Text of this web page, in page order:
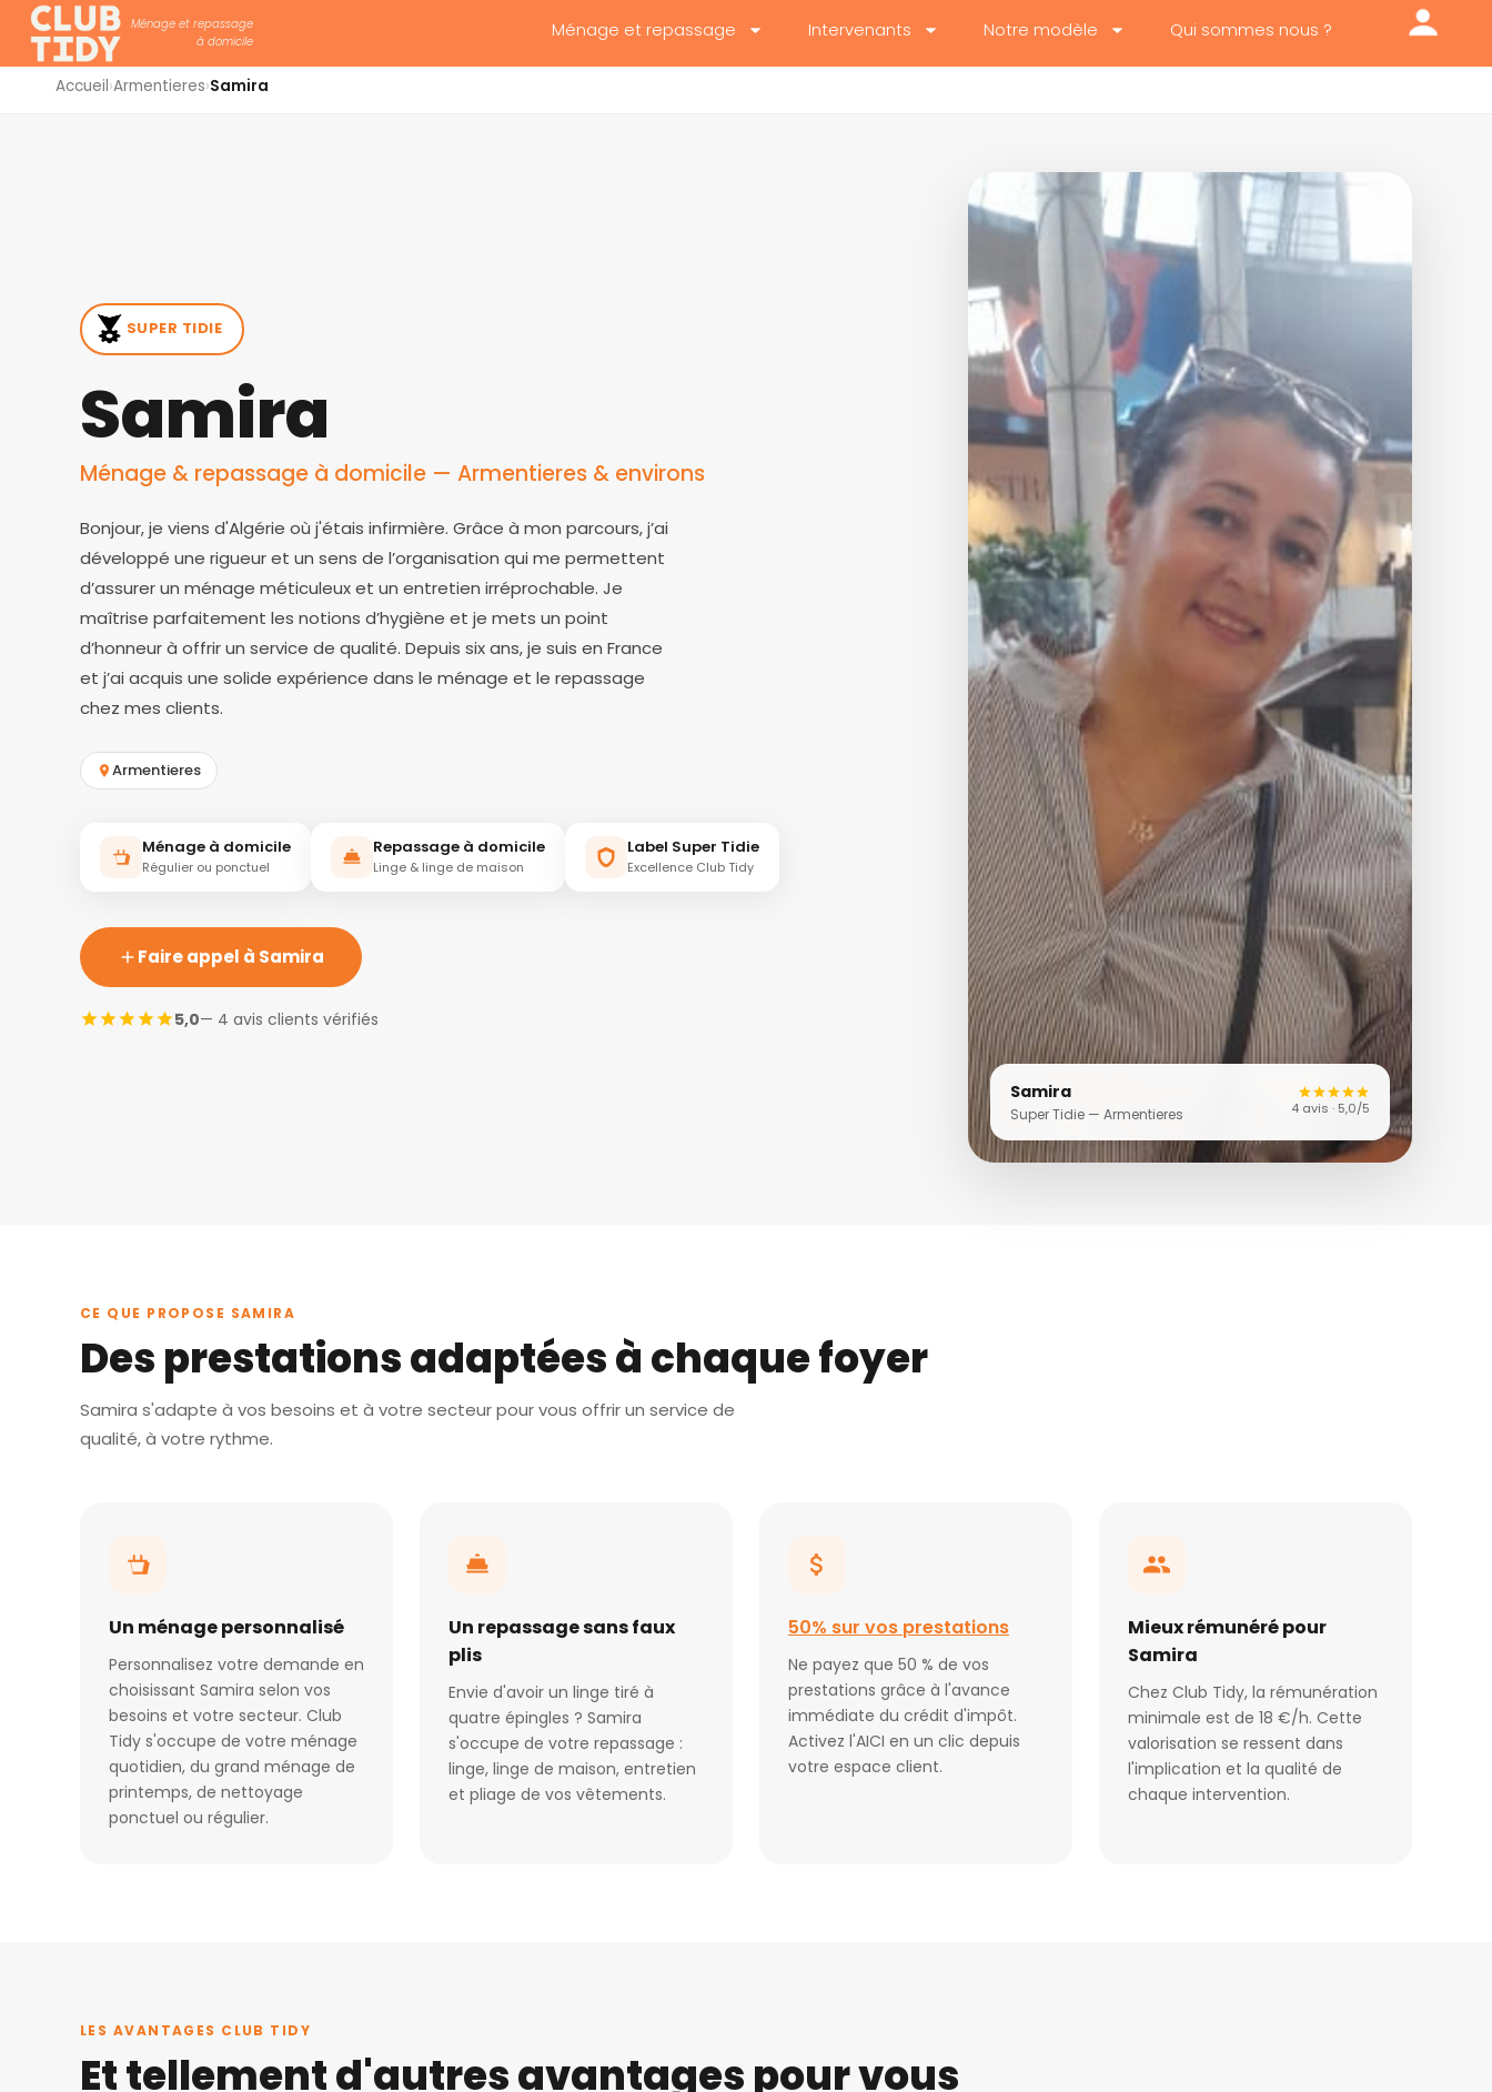
Ménage et repassage
à domicile
Ménage et repassage Intervenants Notre modèle Qui sommes nous ?
Accueil›Armentieres›Samira
SUPER TIDIE
Samira
Ménage & repassage à domicile — Armentieres & environs
Bonjour, je viens d'Algérie où j'étais infirmière. Grâce à mon parcours, j’ai
développé une rigueur et un sens de l’organisation qui me permettent
d’assurer un ménage méticuleux et un entretien irréprochable. Je
maîtrise parfaitement les notions d’hygiène et je mets un point
d’honneur à offrir un service de qualité. Depuis six ans, je suis en France
et j’ai acquis une solide expérience dans le ménage et le repassage
chez mes clients.
Armentieres
Ménage à domicile
Régulier ou ponctuel
Repassage à domicile
Linge & linge de maison
Label Super Tidie
Excellence Club Tidy
Faire appel à Samira
5,0— 4 avis clients vérifiés
Samira
Super Tidie — Armentieres 4 avis · 5,0/5
CE QUE PROPOSE SAMIRA
Des prestations adaptées à chaque foyer
Samira s'adapte à vos besoins et à votre secteur pour vous offrir un service de
qualité, à votre rythme.
Un ménage personnalisé
Personnalisez votre demande en
choisissant Samira selon vos
besoins et votre secteur. Club
Tidy s'occupe de votre ménage
quotidien, du grand ménage de
printemps, de nettoyage
ponctuel ou régulier.
Un repassage sans faux
plis
Envie d'avoir un linge tiré à
quatre épingles ? Samira
s'occupe de votre repassage :
linge, linge de maison, entretien
et pliage de vos vêtements.
50% sur vos prestations
Ne payez que 50 % de vos
prestations grâce à l'avance
immédiate du crédit d'impôt.
Activez l'AICI en un clic depuis
votre espace client.
Mieux rémunéré pour
Samira
Chez Club Tidy, la rémunération
minimale est de 18 €/h. Cette
valorisation se ressent dans
l'implication et la qualité de
chaque intervention.
LES AVANTAGES CLUB TIDY
Et tellement d'autres avantages pour vous